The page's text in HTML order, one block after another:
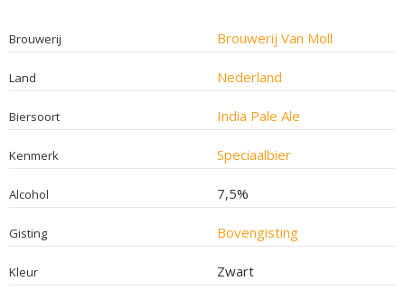
Brouwerij Brouwerij Van Moll
Land Nederland
Biersoort India Pale Ale
Kenmerk Speciaalbier
Alcohol 7,5%
Gisting Bovengisting
Kleur Zwart